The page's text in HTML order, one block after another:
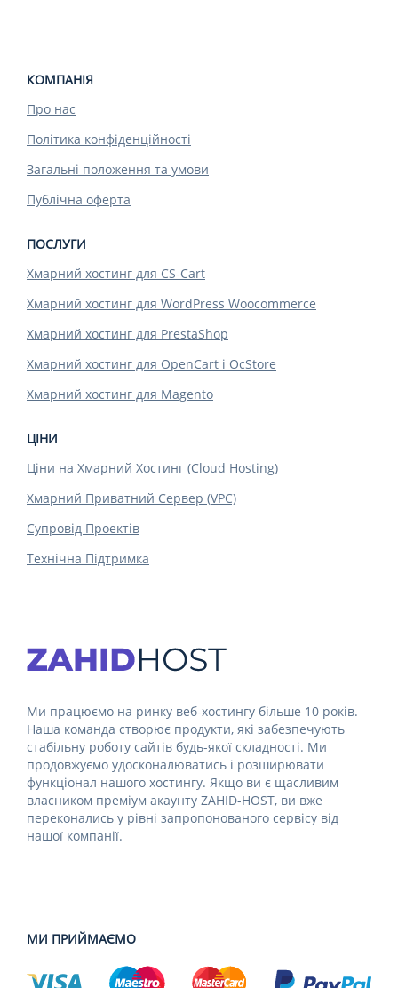
КОМПАНІЯ
Про нас
Політика конфіденційності
Загальні положення та умови
Публічна оферта
ПОСЛУГИ
Хмарний хостинг для CS-Cart
Хмарний хостинг для WordPress Woocommerce
Хмарний хостинг для PrestaShop
Хмарний хостинг для OpenCart і OcStore
Хмарний хостинг для Magento
ЦІНИ
Ціни на Хмарний Хостинг (Cloud Hosting)
Хмарний Приватний Сервер (VPC)
Супровід Проектів
Технічна Підтримка
Ми працюємо на ринку веб-хостингу більше 10 років.
Наша команда створює продукти, які забезпечують
стабільну роботу сайтів будь-якої складності. Ми
продовжуємо удосконалюватись і розширювати
функціонал нашого хостингу. Якщо ви є щасливим
власником преміум акаунту ZAHID-HOST, ви вже
переконались у рівні запропонованого сервісу від
нашої компанії.
МИ ПРИЙМАЄМО